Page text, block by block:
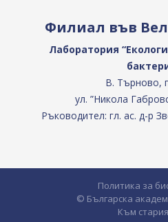
Филиал във
Лаборатория
В. Търново,
ул. ”Никола
Ръководител: гл. ас. д-р
Политика за
© Българска
Към